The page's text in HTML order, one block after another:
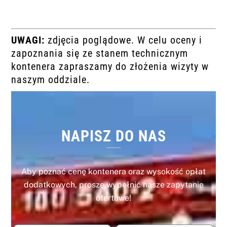
UWAGI: zdjęcia poglądowe. W celu oceny i
zapoznania się ze stanem technicznym
kontenera zapraszamy do złożenia wizyty w
naszym oddziale.
NAPISZ DO NAS
Aby poznać cenę kontenera oraz wysokość opłat
dodatkowych, proszę wypełnić nasze zapytanie
ofertowe!